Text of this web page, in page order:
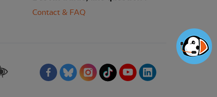
Contact & FAQ
Renforcer les contrastes